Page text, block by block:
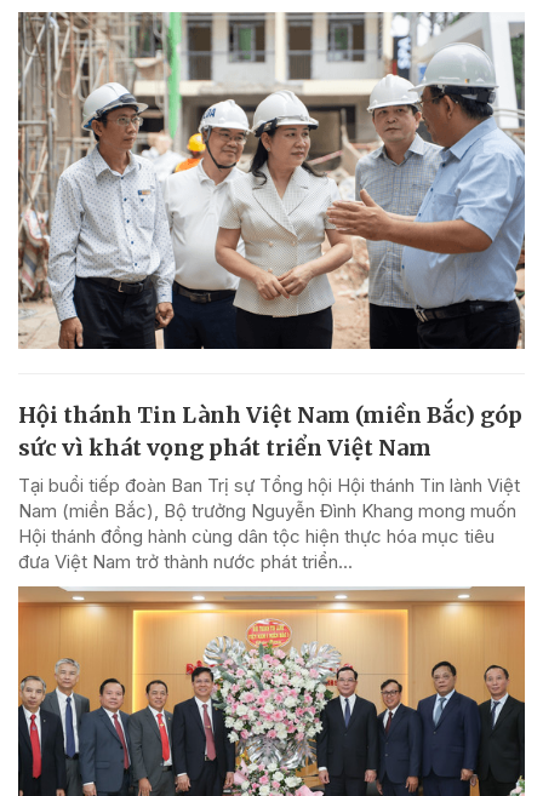
Hội thánh Tin Lành Việt Nam (miền Bắc) góp
sức vì khát vọng phát triển Việt Nam
Tại buổi tiếp đoàn Ban Trị sự Tổng hội Hội thánh Tin lành Việt
Nam (miền Bắc), Bộ trưởng Nguyễn Đình Khang mong muốn
Hội thánh đồng hành cùng dân tộc hiện thực hóa mục tiêu
đưa Việt Nam trở thành nước phát triển...